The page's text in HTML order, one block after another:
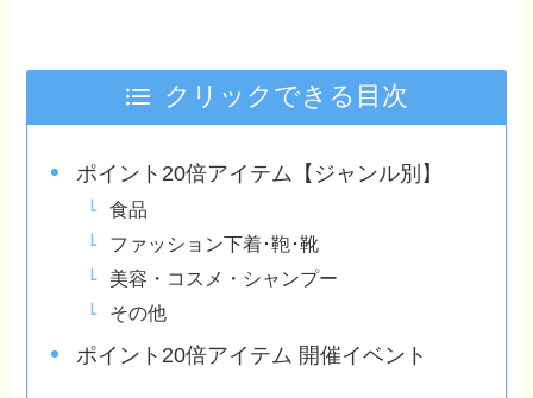
クリックできる目次
ポイント20倍アイテム【ジャンル別】
食品
ファッション下着･鞄･靴
美容・コスメ・シャンプー
その他
ポイント20倍アイテム 開催イベント